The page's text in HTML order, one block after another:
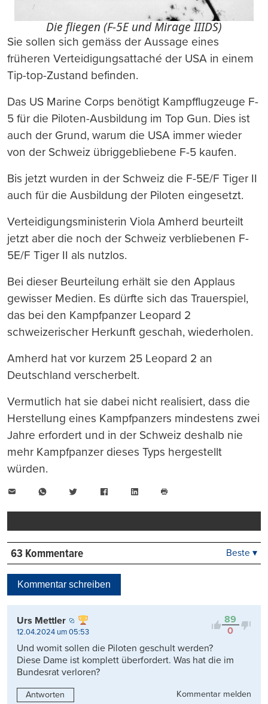
Die fliegen (F-5E und Mirage IIIDS)
Sie sollen sich gemäss der Aussage eines
früheren Verteidigungsattaché der USA in einem
Tip-top-Zustand befinden.
Das US Marine Corps benötigt Kampfflugzeuge F-
5 für die Piloten-Ausbildung im Top Gun. Dies ist
auch der Grund, warum die USA immer wieder
von der Schweiz übriggebliebene F-5 kaufen.
Bis jetzt wurden in der Schweiz die F-5E/F Tiger II
auch für die Ausbildung der Piloten eingesetzt.
Verteidigungsministerin Viola Amherd beurteilt
jetzt aber die noch der Schweiz verbliebenen F-
5E/F Tiger II als nutzlos.
Bei dieser Beurteilung erhält sie den Applaus
gewisser Medien. Es dürfte sich das Trauerspiel,
das bei den Kampfpanzer Leopard 2
schweizerischer Herkunft geschah, wiederholen.
Amherd hat vor kurzem 25 Leopard 2 an
Deutschland verscherbelt.
Vermutlich hat sie dabei nicht realisiert, dass die
Herstellung eines Kampfpanzers mindestens zwei
Jahre erfordert und in der Schweiz deshalb nie
mehr Kampfpanzer dieses Typs hergestellt
würden.
WhatsAppTwitter FacebookLinkedIn
drucken
63 Kommentare
Kontrovers
Beste ▾
Kommentar schreiben
89
0
Urs Mettler
12.04.2024 um 05:53
Und womit sollen die Piloten geschult werden?
Diese Dame ist komplett überfordert. Was hat die im
Bundesrat verloren?
Antworten
Kommentar melden